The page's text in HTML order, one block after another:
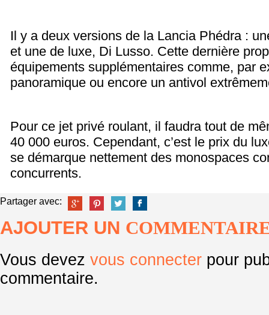
Il y a deux versions de la Lancia Phédra :
et une de luxe, Di Lusso. Cette dernière
équipements supplémentaires comme, par
panoramique ou encore un antivol
Pour ce jet privé roulant, il faudra tout de
40 000 euros. Cependant, c’est le prix du
se démarque nettement des monospaces
concurrents.
Partager avec:
AJOUTER UN
Vous devez vous connecter pour
commentaire.